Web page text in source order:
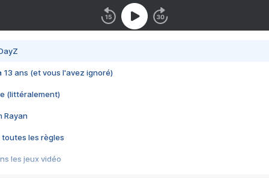
13 ans (et vous l'avez ignoré)
(littéralement)
Rayan
toutes les règles
les jeux vidéo